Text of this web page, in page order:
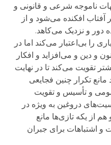
نا‌موجه شرعی و قانونی و
افکنده می‌شود و از
دور و نزدیک می‌کاهد.
را بی‌اعتبار می‌کند اما در
و دین و می‌افزاید و افکار
تقویت می‌کند تا در ‌‌نهایت
مانع تکرار چنین فجایعی
و تأسیس و تقویت
دروغین به ویژه در
از یکه تازی‌ها مانع
اشتباهات برای جبران